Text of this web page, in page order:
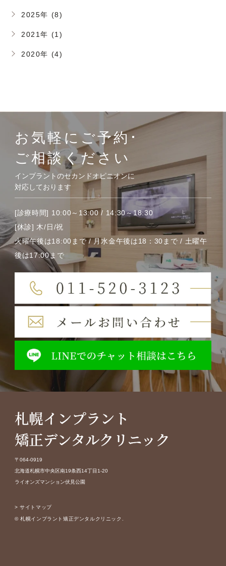
2025年 (8)
2021年 (1)
2020年 (4)
お気軽にご予約･
ご相談ください
インプラントのセカンドオピニオンに
対応しております
[診療時間] 10:00～13:00 / 14:30～18:30
[休診] 木/日/祝
火曜午後は18:00まで / 月水金午後は18：30まで / 土曜午
後は17:00まで
〒064-0919
北海道札幌市中央区南19条西14丁目1-20
ライオンズマンション伏見公園
> サイトマップ
© 札幌インプラント矯正デンタルクリニック.